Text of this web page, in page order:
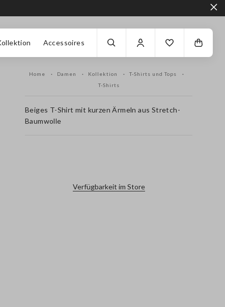
Accessoires
Home Damen Kollektion
T-Shirts und Tops
T-Shirts
Beiges T-Shirt mit kurzen Ärmeln aus Stretch-
Baumwolle
Verfügbarkeit im Store